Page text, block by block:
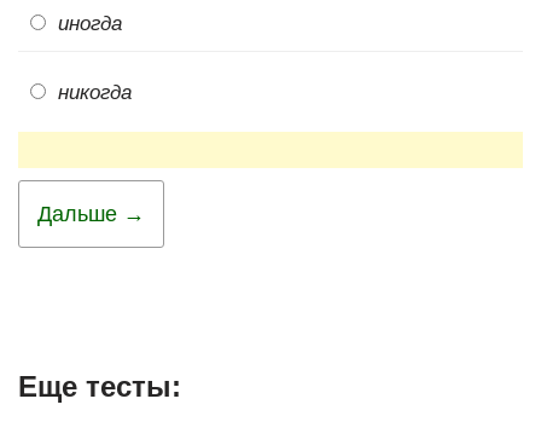
иногда
никогда
Дальше →
Еще тесты: